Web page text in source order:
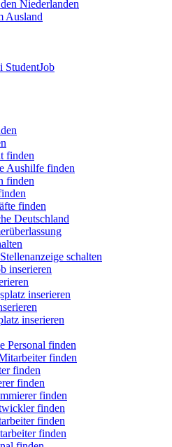
Niederlanden
Ausland
StudentJob
finden
Aushilfe finden
finden
finden
Deutschland
schalten
inserieren
inserieren
inserieren
Personal finden
finden
finden
finden
finden
finden
finden
finden